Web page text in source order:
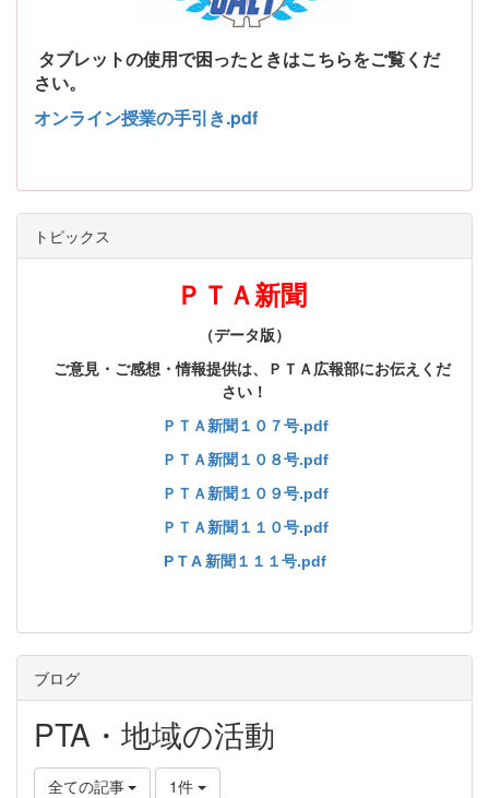
タブレットの使用で困ったときはこちらをご覧くだ
さい。
オンライン授業の手引き.pdf
トピックス
ＰＴＡ新聞
（データ版）
ご意見・ご感想・情報提供は、ＰＴＡ広報部にお伝えくだ
さい！
ＰＴＡ新聞１０７号.pdf
ＰＴＡ新聞１０８号.pdf
ＰＴＡ新聞１０９号.pdf
ＰＴＡ新聞１１０号.pdf
P T A 新聞１１１号.pdf
ブログ
PTA・地域の活動
全ての記事 1件